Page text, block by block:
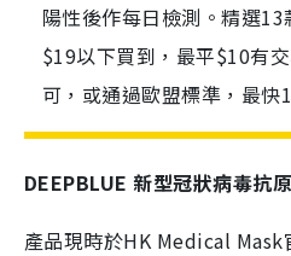
陽性後作每日檢測。精選
$19以下買到，最平$10有
可，或通過歐盟標準，最快
DEEPBLUE 新型冠狀病毒抗
產品現時於HK Medical